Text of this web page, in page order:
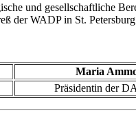
und gesellschaftliche
WADP in St.
Maria
Präsidentin der